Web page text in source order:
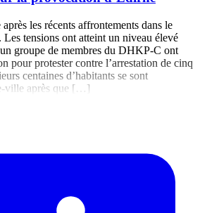
les récents affrontements dans le
tensions ont atteint un niveau élevé
groupe de membres du DHKP-C ont
pour protester contre l’arrestation de cinq
centaines d’habitants se sont
ville après que […]